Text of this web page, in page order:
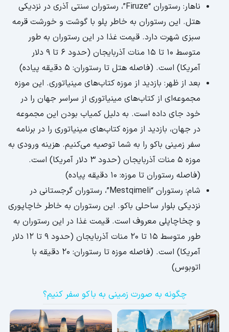
ناهار: رستوران “Firuze”، رستوران سنتی آذری در نزدیکی
هتل. این رستوران به خاطر پلو با گوشت و خورشت قرمه
سبزی شهرت دارد. قیمت غذا در این رستوران به طور
متوسط 10 تا 15 منات آذربایجان (حدود 6 تا 9 دلار
آمریکا) است. (فاصله هتل تا رستوران: 5 دقیقه پیاده)
بعد از ظهر: بازدید از موزه کتاب‌های مینیاتوری. این موزه
مجموعه‌ای از کتاب‌های مینیاتوری از سراسر جهان را در
خود جای داده است. به دلیل کمیاب بودن این مجموعه
در جهان، بازدید از موزه کتاب‌های مینیاتوری را در برنامه
سفر زمینی باکو را به شما توصیه می‌کنیم. هزینه ورودی به
موزه 5 منات آذربایجان (حدود 3 دلار آمریکا) است.
(فاصله رستوران تا موزه: 10 دقیقه پیاده)
شام: رستوران “Mestqimeli”، رستوران گرجستانی در
نزدیکی بلوار ساحلی باکو. این رستوران به خاطر خاچاپوری
و چخاچاپلی معروف است. قیمت غذا در این رستوران به
طور متوسط 15 تا 20 منات آذربایجان (حدود 9 تا 12 دلار
آمریکا) است. (فاصله موزه تا رستوران: 20 دقیقه با
اتوبوس)
چگونه به صورت زمینی به باکو سفر کنیم؟